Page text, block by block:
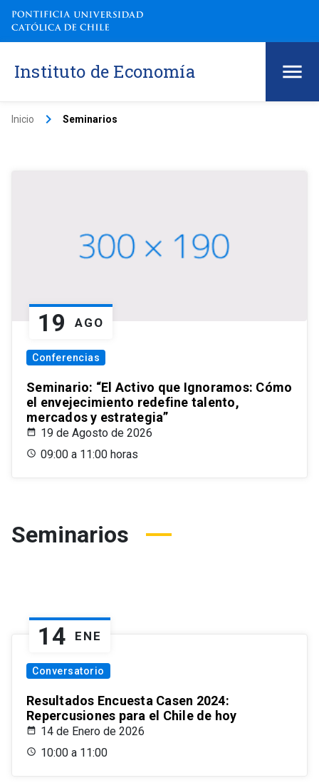
Instituto de Economía
Inicio keyboard_arrow_right Seminarios
19 AGO
Conferencias
Seminario: “El Activo que Ignoramos: Cómo
el envejecimiento redefine talento,
mercados y estrategia”
19 de Agosto de 2026
09:00 a 11:00 horas
Seminarios
14 ENE
Conversatorio
Resultados Encuesta Casen 2024:
Repercusiones para el Chile de hoy
14 de Enero de 2026
10:00 a 11:00